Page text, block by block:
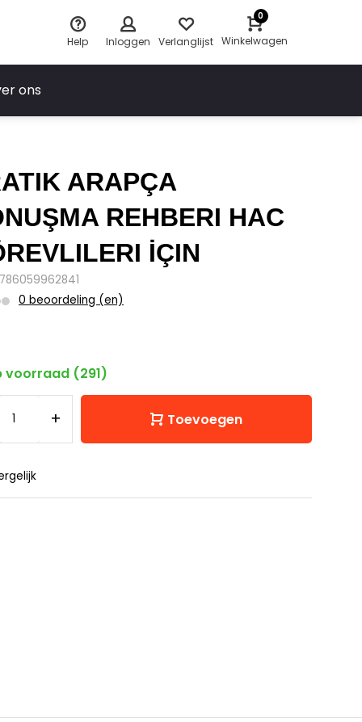
Help Inloggen Verlanglijst
0
Winkelwagen
ons
ARAPÇA
REHBERI HAC
İÇIN
0 beoordeling (en)
voorraad (291)
+ Toevoegen